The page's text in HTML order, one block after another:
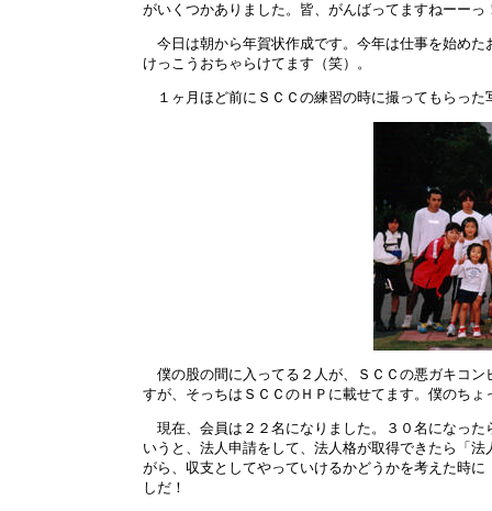
がいくつかありました。皆、がんばってますねーーっ
今日は朝から年賀状作成です。今年は仕事を始めた
けっこうおちゃらけてます（笑）。
１ヶ月ほど前にＳＣＣの練習の時に撮ってもらった
僕の股の間に入ってる２人が、ＳＣＣの悪ガキコン
すが、そっちはＳＣＣのＨＰに載せてます。僕のちょ
現在、会員は２２名になりました。３０名になった
いうと、法人申請をして、法人格が取得できたら「
がら、収支としてやっていけるかどうかを考えた時
しだ！